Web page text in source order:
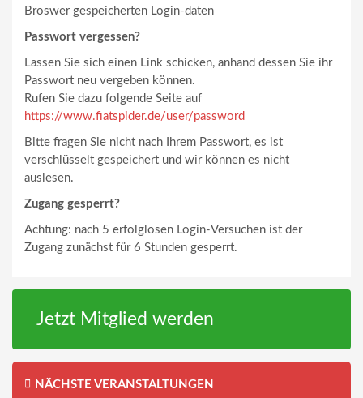
Broswer gespeicherten Login-daten
Passwort vergessen?
Lassen Sie sich einen Link schicken, anhand dessen Sie ihr
Passwort neu vergeben können.
Rufen Sie dazu folgende Seite auf
https://www.fiatspider.de/user/password
Bitte fragen Sie nicht nach Ihrem Passwort, es ist
verschlüsselt gespeichert und wir können es nicht
auslesen.
Zugang gesperrt?
Achtung: nach 5 erfolglosen Login-Versuchen ist der
Zugang zunächst für 6 Stunden gesperrt.
Jetzt Mitglied werden
NÄCHSTE VERANSTALTUNGEN